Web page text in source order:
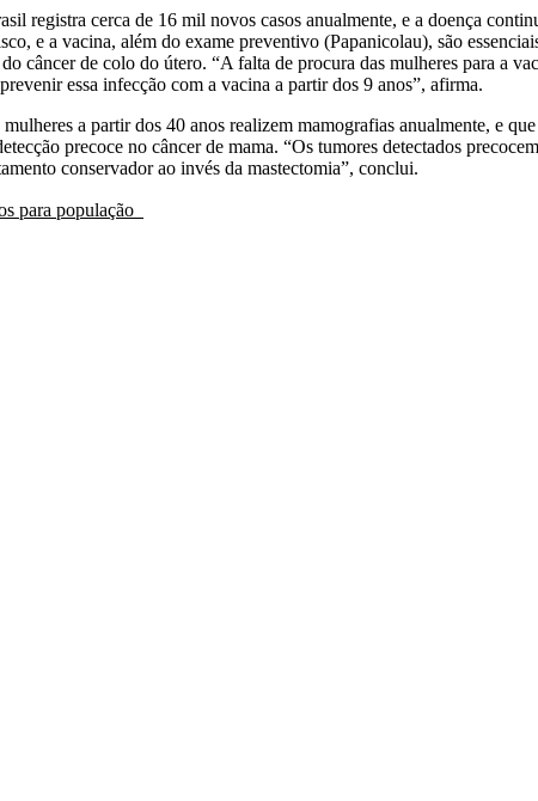
registra cerca de 16 mil novos casos anualmente, e a doença
e a vacina, além do exame preventivo (Papanicolau), são
câncer de colo do útero. “A falta de procura das mulheres para a
essa infecção com a vacina a partir dos 9 anos”, afirma.
a partir dos 40 anos realizem mamografias anualmente, e
precoce no câncer de mama. “Os tumores detectados
conservador ao invés da mastectomia”, conclui.
para população